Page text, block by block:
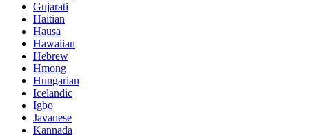
Gujarati
Haitian
Hausa
Hawaiian
Hebrew
Hmong
Hungarian
Icelandic
Igbo
Javanese
Kannada